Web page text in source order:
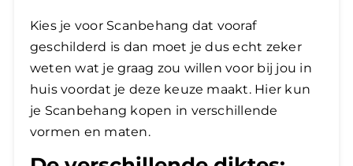
Kies je voor Scanbehang dat vooraf
geschilderd is dan moet je dus echt zeker
weten wat je graag zou willen voor bij jou in
huis voordat je deze keuze maakt. Hier kun
je Scanbehang kopen in verschillende
vormen en maten.